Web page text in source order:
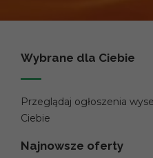
Wybrane dla Ciebie
Przeglądaj ogłoszenia
Ciebie
Najnowsze oferty